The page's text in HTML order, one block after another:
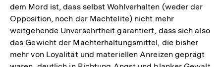
dem Mord ist, dass selbst Wohlverhalten (weder der
Opposition, noch der Machtelite) nicht mehr
weitgehende Unversehrtheit garantiert, dass sich also
das Gewicht der Machterhaltungsmittel, die bisher
mehr von Loyalität und materiellen Anreizen geprägt